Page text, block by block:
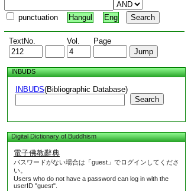
punctuation Hangul Eng
TextNo. Vol. Page
INBUDS
INBUDS(Bibliographic Database)
Search
Digital Dictionary of Buddhism
電子佛教辭典
パスワードがない場合は「guest」でログインしてくださ
い。
Users who do not have a password can log in with the
userID "guest".